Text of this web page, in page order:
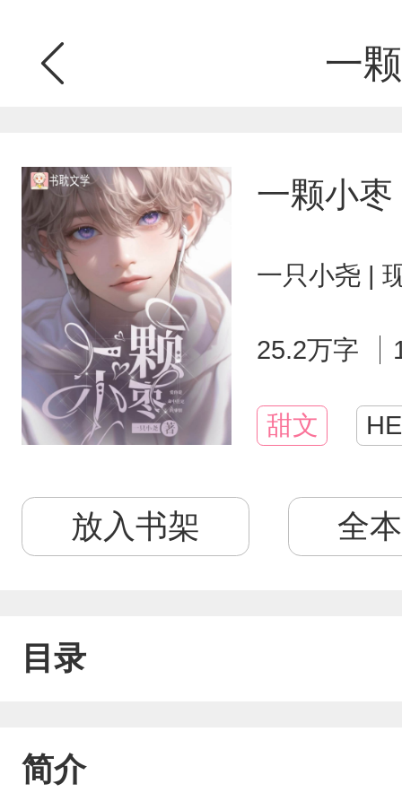
一
一颗小枣
一只小尧 |
25.2万字
甜文 HE
放入书架 全
目录
简介